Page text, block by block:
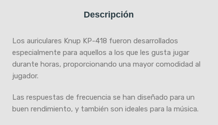
Descripción
Los auriculares Knup KP-418 fueron desarrollados
especialmente para aquellos a los que les gusta jugar
durante horas, proporcionando una mayor comodidad al
jugador.
Las respuestas de frecuencia se han diseñado para un
buen rendimiento, y también son ideales para la música.